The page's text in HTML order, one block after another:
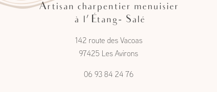
Artisan charpentier menuisier
à l'Étang- Salé
142 route des Vacoas
97425 Les Avirons
06 93 84 24 76